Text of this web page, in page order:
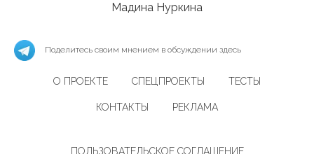
Мадина Нуркина
Поделитесь своим мнением в обсуждении здесь
О ПРОЕКТЕ СПЕЦПРОЕКТЫ ТЕСТЫ
КОНТАКТЫ РЕКЛАМА
ПОЛЬЗОВАТЕЛЬСКОЕ СОГЛАШЕНИЕ